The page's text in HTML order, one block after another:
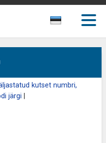
kutset numbri,
järgi